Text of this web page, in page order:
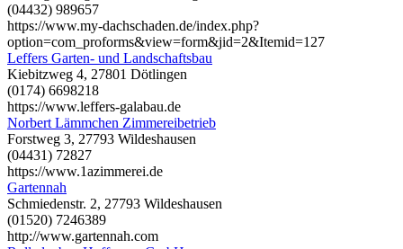
(04432) 989657
https://www.my-dachschaden.de/index.php?
option=com_proforms&view=form&jid=2&Itemid=127
Leffers Garten- und Landschaftsbau
Kiebitzweg 4, 27801 Dötlingen
(0174) 6698218
https://www.leffers-galabau.de
Norbert Lämmchen Zimmereibetrieb
Forstweg 3, 27793 Wildeshausen
(04431) 72827
https://www.1azimmerei.de
Gartennah
Schmiedenstr. 2, 27793 Wildeshausen
(01520) 7246389
http://www.gartennah.com